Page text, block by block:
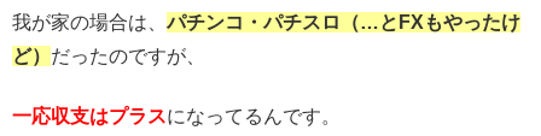
我が家の場合は、パチンコ・パチスロ（…とFXもやったけ
ど） だったのですが、
一応収支はプラスになってるんです。